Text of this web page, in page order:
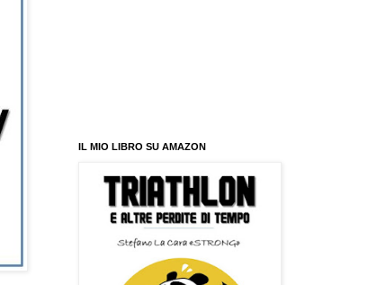
IL MIO LIBRO SU AMAZON